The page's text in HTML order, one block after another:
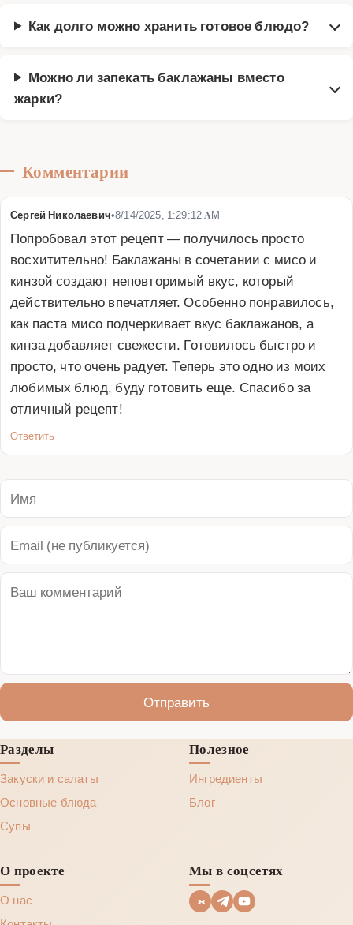
Как долго можно хранить готовое блюдо?
Можно ли запекать баклажаны вместо
жарки?
Комментарии
Сергей Николаевич•8/14/2025, 1:29:12 AM
Попробовал этот рецепт — получилось просто
восхитительно! Баклажаны в сочетании с мисо и
кинзой создают неповторимый вкус, который
действительно впечатляет. Особенно понравилось,
как паста мисо подчеркивает вкус баклажанов, а
кинза добавляет свежести. Готовилось быстро и
просто, что очень радует. Теперь это одно из моих
любимых блюд, буду готовить еще. Спасибо за
отличный рецепт!
Ответить
Отправить
Разделы
Закуски и салаты
Основные блюда
Супы
Полезное
Ингредиенты
Блог
О проекте
О нас
Мы в соцсетях